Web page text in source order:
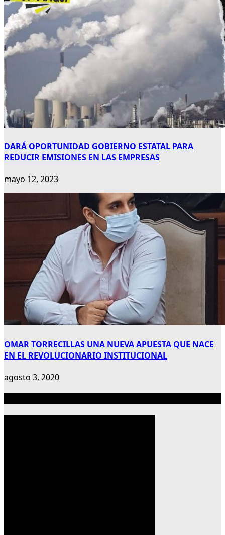
DARÁ OPORTUNIDAD GOBIERNO ESTATAL PARA
REDUCIR EMISIONES EN LAS EMPRESAS
mayo 12, 2023
OMAR TORRECILLAS UNA NUEVA APUESTA QUE NACE
EN EL REVOLUCIONARIO INSTITUCIONAL
agosto 3, 2020